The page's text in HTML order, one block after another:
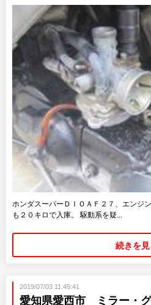
ホンダスーパーＤＩＯＡＦ２７、エンジ
も２０キロで入庫。 駆動系を疑...
続きを見
2019/07/03 11:45:41
愛知県愛西市 ミラー・